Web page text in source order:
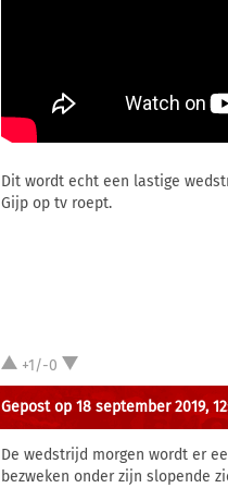
Dit wordt echt een lastige
Gijp op tv roept.
+1/-0
Gepost op 18 september 2019,
De wedstrijd morgen wordt er
bezweken onder zijn slopende